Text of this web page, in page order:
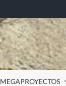
MEGAPROYECTOS